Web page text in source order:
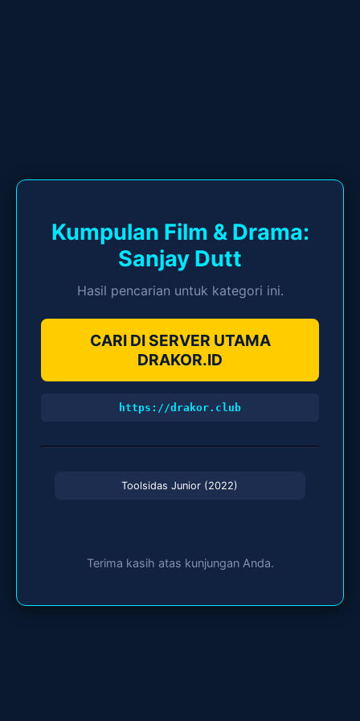
Kumpulan Film & Drama:
Sanjay Dutt
Hasil pencarian untuk kategori ini.
CARI DI SERVER UTAMA
DRAKOR.ID
https://drakor.club
Toolsidas Junior (2022)
Terima kasih atas kunjungan Anda.